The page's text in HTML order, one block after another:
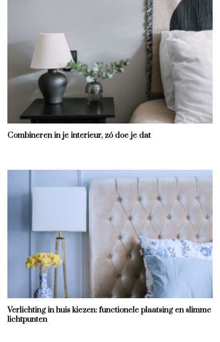
Combineren in je interieur, zó doe je dat
Verlichting in huis kiezen: functionele plaatsing en slimme
lichtpunten